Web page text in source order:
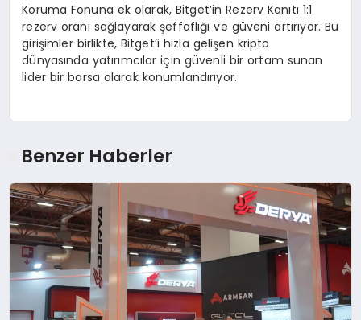
Koruma Fonuna ek olarak, Bitget’in Rezerv Kanıtı 1:1
rezerv oranı sağlayarak şeffaflığı ve güveni artırıyor. Bu
girişimler birlikte, Bitget’i hızla gelişen kripto
dünyasında yatırımcılar için güvenli bir ortam sunan
lider bir borsa olarak konumlandırıyor.
Benzer Haberler